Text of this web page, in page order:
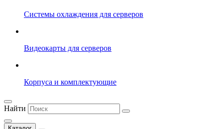
Системы охлаждения для серверов
Видеокарты для серверов
Корпуса и комплектующие
Найти